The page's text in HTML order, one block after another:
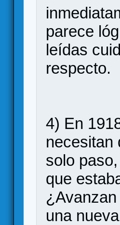
parece
leídas
respecto.
4) En
necesitan
solo
que
una